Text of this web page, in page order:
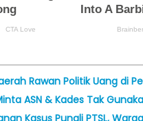
Rawan Politik Uang di
ASN & Kades Tak